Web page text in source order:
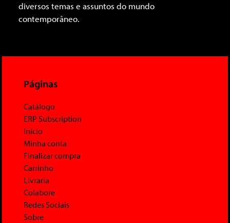
diversos temas e assuntos do mundo
contemporâneo.
Páginas
Catálogo
ERP Subscription
Início
Minha conta
Finalizar compra
Carrinho
Livraria
Colabore
Redes Sociais
Sobre